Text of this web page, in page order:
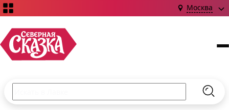
Москва
Введите текст и нажмите кнопку «Найти», чтобы